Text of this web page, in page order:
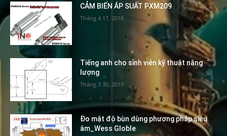
CẢM BIẾN ÁP SUẤT PXM209
Tháng 4 17, 2018
Tiếng anh cho sinh viên kỹ thuật năng
lượng
Tháng 3 30, 2019
Đo mật độ bùn dùng phương pháp siêu
âm_Wess Globle